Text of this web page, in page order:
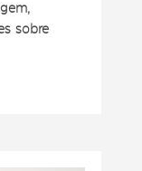
sobre